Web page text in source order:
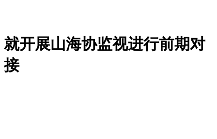
就开展山海协监视进行前期对
接